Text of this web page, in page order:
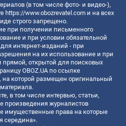
(в том числе фото- и видео-),
https://www.obozrevatel.com и на всех
строго запрещено.
при получении письменного
и при условии обязательной
интернет-изданий - при
на их использование и при
открытой для поисковых
OBOZ.UA по ссылке
, на которой размещен оригинальный
в том числе интервью, статьи,
произведения журналистов
имущественные права на которые
середина».